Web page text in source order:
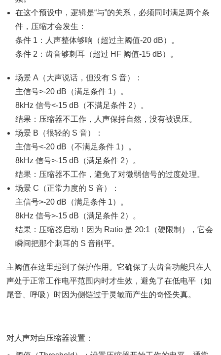
在这个预设中，逻辑是“与”的关系，必须同时满足两个条
件，压缩才会发生：
条件 1：人声整体够响（超过主阈值-20 dB）。
条件 2：齿音够刺耳（超过 HF 阈值-15 dB）。
场景 A（大声说话，但没有 S 音）：
主信号>-20 dB（满足条件 1）。
8kHz 信号<-15 dB（不满足条件 2）。
结果：压缩器不工作，人声保持自然，没有被误压。
场景 B（很轻的 S 音）：
主信号<-20 dB（不满足条件 1）。
8kHz 信号>-15 dB（满足条件 2）。
结果：压缩器不工作，避免了对微弱信号的过度处理。
场景 C（正常力度的 S 音）：
主信号>-20 dB（满足条件 1）。
8kHz 信号>-15 dB（满足条件 2）。
结果：压缩器启动！因为 Ratio 是 20:1（硬限制），它会
瞬间把那个刺耳的 S 音削平。
主阈值在这里起到了保护作用。它确保了去齿音功能只在人
声处于正常工作电平范围内时才生效，避免了在低电平（如
尾音、呼吸）时因为侧链过于灵敏而产生的奇怪失真。
对人声对白压缩器设置：